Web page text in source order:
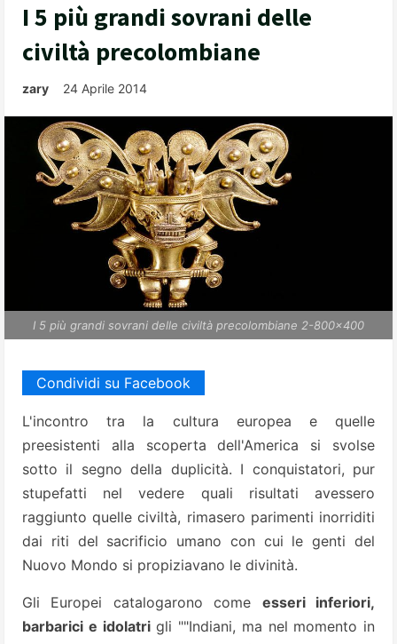
I 5 più grandi sovrani delle
civiltà precolombiane
zary 24 Aprile 2014
I 5 più grandi sovrani delle civiltà precolombiane 2-800x400
Condividi su Facebook
L'incontro tra la cultura europea e quelle
preesistenti alla scoperta dell'America si svolse
sotto il segno della duplicità. I conquistatori, pur
stupefatti nel vedere quali risultati avessero
raggiunto quelle civiltà, rimasero parimenti inorriditi
dai riti del sacrificio umano con cui le genti del
Nuovo Mondo si propiziavano le divinità.
Gli Europei catalogarono come esseri inferiori,
barbarici e idolatrigli ""Indiani, ma nel momento in